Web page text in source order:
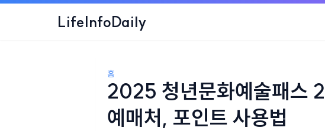
LifeInfoDaily
홈
2025 청년문화예술패스
예매처, 포인트 사용법